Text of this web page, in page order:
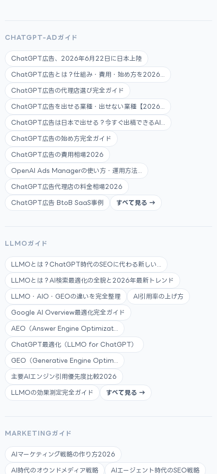
CHATGPT-ADガイド
ChatGPT広告、2026年6月22日に日本上陸
ChatGPT広告とは？仕組み・費用・始め方を2026...
ChatGPT広告の代理店選び完全ガイド
ChatGPT広告を出せる業種・出せない業種【2026...
ChatGPT広告は日本で出せる？今すぐ出稿できるAI...
ChatGPT広告の始め方完全ガイド
ChatGPT広告の費用相場2026
OpenAI Ads Managerの使い方・運用方法...
ChatGPT広告代理店の料金相場2026
ChatGPT広告 BtoB SaaS事例 すべて見る →
LLMOガイド
LLMOとは？ChatGPT時代のSEOに代わる新しい...
LLMOとは？AI検索最適化の全貌と2026年最新トレンド
LLMO・AIO・GEOの違いを完全整理 AI引用率の上げ方
Google AI Overview最適化完全ガイド
AEO（Answer Engine Optimizat...
ChatGPT最適化（LLMO for ChatGPT）
GEO（Generative Engine Optim...
主要AIエンジン引用優先度比較2026
LLMOの効果測定完全ガイド すべて見る →
MARKETINGガイド
AIマーケティング戦略の作り方2026
AI時代のオウンドメディア戦略 AIエージェント時代のSEO戦略